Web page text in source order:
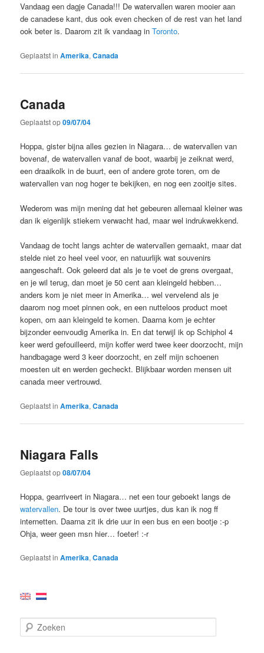
Vandaag een dagje Canada!!! De watervallen waren mooier aan
de canadese kant, dus ook even checken of de rest van het land
ook beter is. Daarom zit ik vandaag inToronto.
Geplaatst in Amerika,Canada
Canada
Geplaatst op09/07/04
Hoppa, gister bijna alles gezien in Niagara… de watervallen van
bovenaf, de watervallen vanaf de boot, waarbij je zeiknat werd,
een draaikolk in de buurt, een of andere grote toren, om de
watervallen van nog hoger te bekijken, en nog een zooitje sites.
Wederom was mijn mening dat het gebeuren allemaal kleiner was
dan ik eigenlijk stiekem verwacht had, maar wel indrukwekkend.
Vandaag de tocht langs achter de watervallen gemaakt, maar dat
stelde niet zo heel veel voor, en natuurlijk wat souvenirs
aangeschaft. Ook geleerd dat als je te voet de grens overgaat,
en je wil terug, dan moet je 50 cent aan kleingeld hebben…
anders kom je niet meer in Amerika… wel vervelend als je
daarom nog moet pinnen ook, en een nutteloos product moet
kopen, om aan kleingeld te komen. Daarna kom je echter
bijzonder eenvoudig Amerika in. En dat terwijl ik op Schiphol 4
keer werd gefouilleerd, mijn koffer werd twee keer doorzocht, mijn
handbagage werd 3 keer doorzocht, en zelf mijn schoenen
moesten uit en werden gecheckt. Blijkbaar worden mensen uit
canada meer vertrouwd.
Geplaatst in Amerika,Canada
Niagara Falls
Geplaatst op08/07/04
Hoppa, gearriveert in Niagara… net een tour geboekt langs de
watervallen. De tour is over twee uurtjes, dus kan ik nog ff
internetten. Daarna zit ik drie uur in een bus en een bootje :-p
Ohja, weer geen msn hier… foeter! :-r
Geplaatst in Amerika,Canada
o